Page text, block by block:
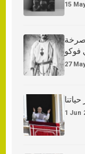
15
وصرخة
فوكو
27
1 Jun